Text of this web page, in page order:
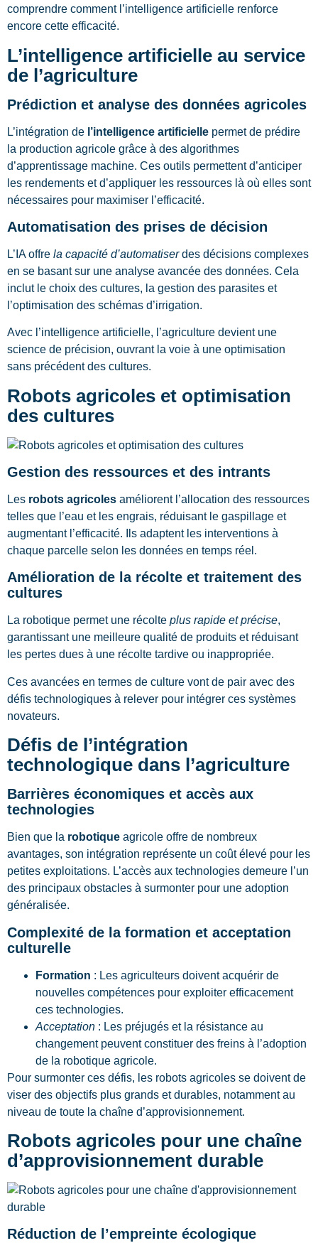
comprendre comment l’intelligence artificielle renforce
encore cette efficacité.
L’intelligence artificielle au service
de l’agriculture
Prédiction et analyse des données agricoles
L’intégration de l’intelligence artificielle permet de prédire
la production agricole grâce à des algorithmes
d’apprentissage machine. Ces outils permettent d’anticiper
les rendements et d’appliquer les ressources là où elles sont
nécessaires pour maximiser l’efficacité.
Automatisation des prises de décision
L’IA offre la capacité d’automatiserdes décisions complexes
en se basant sur une analyse avancée des données. Cela
inclut le choix des cultures, la gestion des parasites et
l’optimisation des schémas d’irrigation.
Avec l’intelligence artificielle, l’agriculture devient une
science de précision, ouvrant la voie à une optimisation
sans précédent des cultures.
Robots agricoles et optimisation
des cultures
Gestion des ressources et des intrants
Les robots agricoles améliorent l’allocation des ressources
telles que l’eau et les engrais, réduisant le gaspillage et
augmentant l’efficacité. Ils adaptent les interventions à
chaque parcelle selon les données en temps réel.
Amélioration de la récolte et traitement des
cultures
La robotique permet une récolte plus rapide et précise,
garantissant une meilleure qualité de produits et réduisant
les pertes dues à une récolte tardive ou inappropriée.
Ces avancées en termes de culture vont de pair avec des
défis technologiques à relever pour intégrer ces systèmes
novateurs.
Défis de l’intégration
technologique dans l’agriculture
Barrières économiques et accès aux
technologies
Bien que la robotique agricole offre de nombreux
avantages, son intégration représente un coût élevé pour les
petites exploitations. L’accès aux technologies demeure l’un
des principaux obstacles à surmonter pour une adoption
généralisée.
Complexité de la formation et acceptation
culturelle
Formation : Les agriculteurs doivent acquérir de
nouvelles compétences pour exploiter efficacement
ces technologies.
Acceptation : Les préjugés et la résistance au
changement peuvent constituer des freins à l’adoption
de la robotique agricole.
Pour surmonter ces défis, les robots agricoles se doivent de
viser des objectifs plus grands et durables, notamment au
niveau de toute la chaîne d’approvisionnement.
Robots agricoles pour une chaîne
d’approvisionnement durable
Réduction de l’empreinte écologique